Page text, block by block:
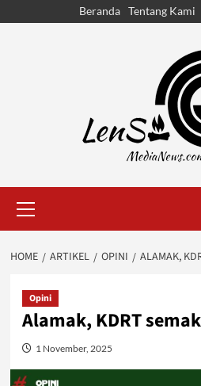
Beranda Tentang Kami
Menu
HOME ARTIKEL OPINI ALAMAK,
Opini
Alamak, KDRT
1 November, 2025